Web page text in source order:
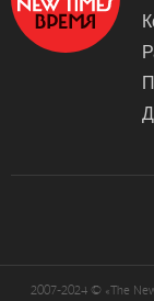
2007-2024 © «The